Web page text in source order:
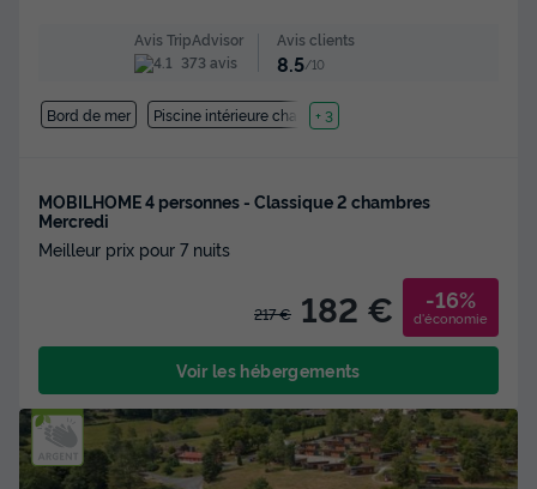
Avis TripAdvisor
373 avis
Avis clients
8.5/10
Bord de mer Piscine intérieure chauffée
+ 3
MOBILHOME 4 personnes - Classique 2 chambres
Mercredi
Meilleur prix pour 7 nuits
217 € 182 € -16%
d'économie
Voir les hébergements